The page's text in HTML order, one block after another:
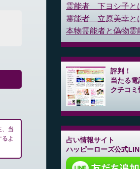
、当
よ
霊能者 下ヨシ子と
霊能者 立原美幸と
本物霊能者と偽物霊
評判！
当たる電
クチコミ
占い情報サイト
ハッピーローズ公式